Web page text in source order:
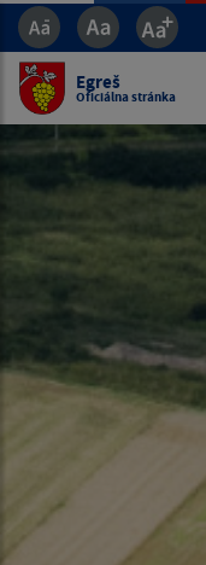
Egreš
Oficiálna stránka